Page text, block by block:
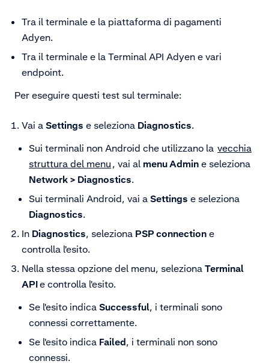
Tra il terminale e la piattaforma di pagamenti
Adyen.
Tra il terminale e la Terminal API Adyen e vari
endpoint.
Per eseguire questi test sul terminale:
Vai a Settings e seleziona Diagnostics.
Sui terminali non Android che utilizzano la vecchia
struttura del menu , vai al menu Admin e seleziona
Network > Diagnostics.
Sui terminali Android, vai a Settings e seleziona
Diagnostics.
In Diagnostics, seleziona PSP connection e
controlla l'esito.
Nella stessa opzione del menu, seleziona Terminal
APIe controlla l'esito.
Se l'esito indica Successful, i terminali sono
connessi correttamente.
Se l'esito indica Failed, i terminali non sono
connessi.